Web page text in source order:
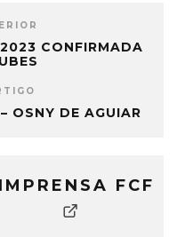
CONFIRMADA
OSNY DE AGUIAR
IMPRENSA FCF